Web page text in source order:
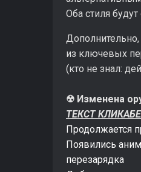
Оба стиля
из ключевых
(кто не знал:
☢ Изменена
ТЕКСТ
Продолжается
Появились
перезарядка